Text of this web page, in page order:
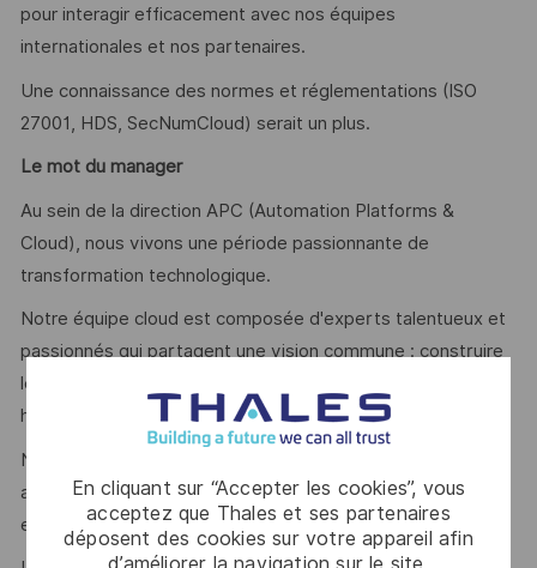
En cliquant sur “Accepter les cookies”, vous
acceptez que Thales et ses partenaires
déposent des cookies sur votre appareil afin
pour interagir efficacement avec nos équipes
internationales et nos partenaires.
Une connaissance des normes et réglementations (ISO
27001, HDS, SecNumCloud) serait un plus.
Le mot du manager
Au sein de la direction APC (Automation Platforms &
Cloud), nous vivons une période passionnante de
transformation technologique.
Notre équipe cloud est composée d'experts talentueux et
passionnés qui partagent une vision commune : construire
les infrastructures de demain tout en garantissant le plus
haut niveau de sécurité.
Nous recherchons avant tout une personnalité qui saura
apporter sa pierre à l'édifice, partager ses connaissances
et grandir avec l'équipe.